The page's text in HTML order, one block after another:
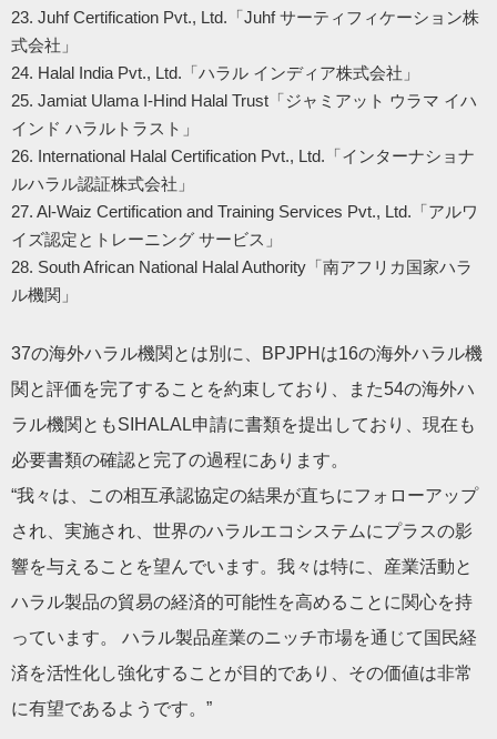
23. Juhf Certification Pvt., Ltd.「Juhf サーティフィケーション株
式会社」
24. Halal India Pvt., Ltd.「ハラル インディア株式会社」
25. Jamiat Ulama I-Hind Halal Trust「ジャミアット ウラマ イハ
インド ハラルトラスト」
26. International Halal Certification Pvt., Ltd.「インターナショナ
ルハラル認証株式会社」
27. Al-Waiz Certification and Training Services Pvt., Ltd.「アルワ
イズ認定とトレーニング サービス」
28. South African National Halal Authority「南アフリカ国家ハラ
ル機関」
37の海外ハラル機関とは別に、BPJPHは16の海外ハラル機
関と評価を完了することを約束しており、また54の海外ハ
ラル機関ともSIHALAL申請に書類を提出しており、現在も
必要書類の確認と完了の過程にあります。
“我々は、この相互承認協定の結果が直ちにフォローアップ
され、実施され、世界のハラルエコシステムにプラスの影
響を与えることを望んでいます。我々は特に、産業活動と
ハラル製品の貿易の経済的可能性を高めることに関心を持
っています。 ハラル製品産業のニッチ市場を通じて国民経
済を活性化し強化することが目的であり、その価値は非常
に有望であるようです。”